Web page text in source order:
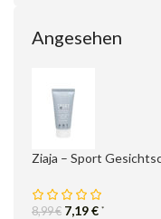
Angesehen
Ziaja – Sport
8,99€ 7,19€ *